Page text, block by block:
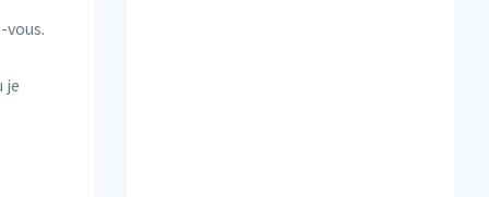
je